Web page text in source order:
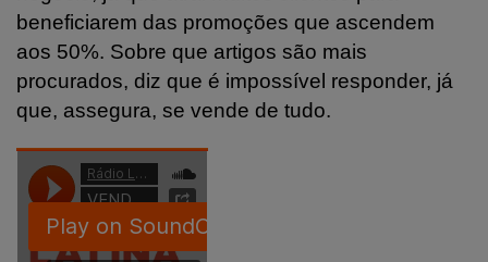
beneficiarem das promoções que ascendem
aos 50%. Sobre que artigos são mais
procurados, diz que é impossível responder, já
que, assegura, se vende de tudo.